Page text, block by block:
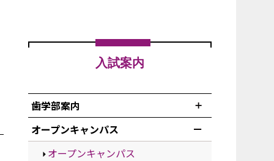
入試案内
歯学部案内
オープンキャンパス
オープンキャンパス